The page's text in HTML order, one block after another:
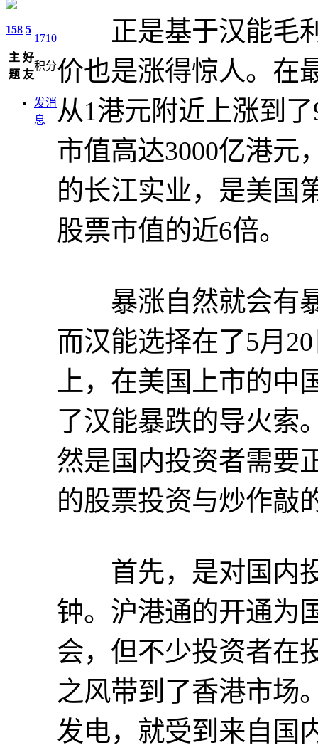
158
主
题
5
好
友
1710
积分
发消
息
正是基于汉能毛利
价也是涨得惊人。在
从1港元附近上涨到
市值高达3000亿港元
的长江实业，是美国
股票市值的近6倍。
暴涨自然就会有暴
而汉能选择在了5月
上，在美国上市的中
了汉能暴跌的导火索
然是国内投资者需要
的股票投资与炒作敲
首先，是对国内投
钟。沪港通的开通为
会，但不少投资者在
之风带到了香港市场
发电，就受到来自国